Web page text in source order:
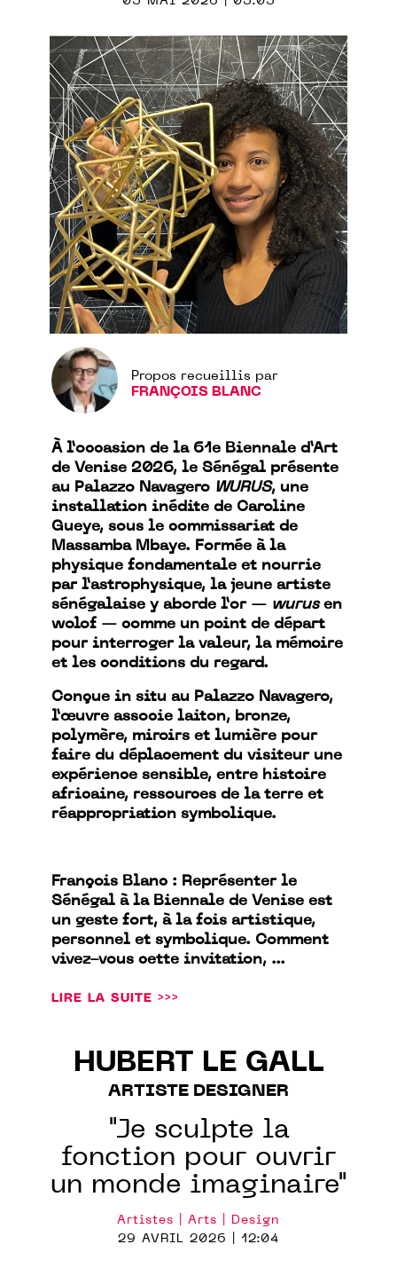
Propos recueillis par
FRANÇOIS BLANC
À l’occasion de la 61e Biennale d’Art
de Venise 2026, le Sénégal présente
au Palazzo Navagero WURUS, une
installation inédite de Caroline
Gueye, sous le commissariat de
Massamba Mbaye. Formée à la
physique fondamentale et nourrie
par l’astrophysique, la jeune artiste
sénégalaise y aborde l’or — wurusen
wolof — comme un point de départ
pour interroger la valeur, la mémoire
et les conditions du regard.
Conçue in situ au Palazzo Navagero,
l’œuvre associe laiton, bronze,
polymère, miroirs et lumière pour
faire du déplacement du visiteur une
expérience sensible, entre histoire
africaine, ressources de la terre et
réappropriation symbolique.
François Blanc : Représenter le
Sénégal à la Biennale de Venise est
un geste fort, à la fois artistique,
personnel et symbolique. Comment
vivez-vous cette invitation, ...
LIRE LA SUITE >>>
HUBERT LE GALL
ARTISTE DESIGNER
"Je sculpte la
fonction pour ouvrir
un monde imaginaire"
Artistes | Arts | Design
29 AVRIL 2026 | 12:04